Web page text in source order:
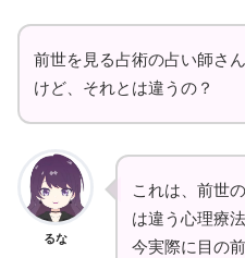
前世を見る占術の占い師さ
けど、それとは違うの？
るな
これは、前世
は違う心理療
今実際に目の